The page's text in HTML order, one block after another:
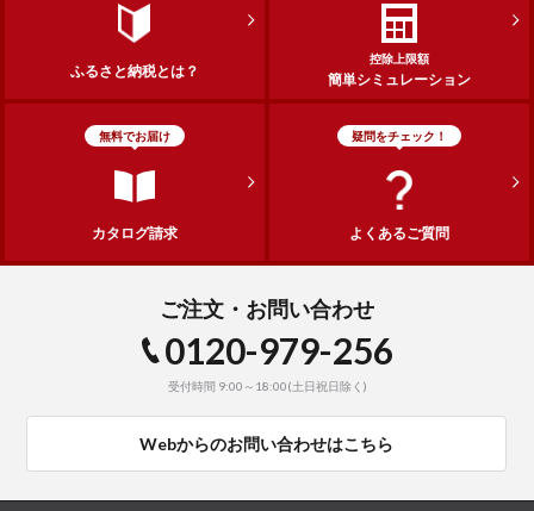
ふるさと納税とは？
控除上限額
簡単シミュレーション
無料でお届け
カタログ請求
疑問をチェック！
よくあるご質問
ご注文・お問い合わせ
0120-979-256
受付時間 9:00～18:00(土日祝日除く)
Webからのお問い合わせはこちら